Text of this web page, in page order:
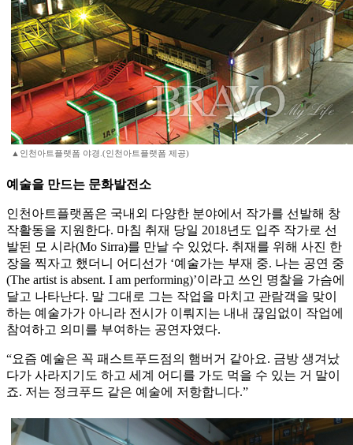
▲인천아트플랫폼 야경.(인천아트플랫폼 제공)
예술을 만드는 문화발전소
인천아트플랫폼은 국내외 다양한 분야에서 작가를 선발해 창
작활동을 지원한다. 마침 취재 당일 2018년도 입주 작가로 선
발된 모 시라(Mo Sirra)를 만날 수 있었다. 취재를 위해 사진 한
장을 찍자고 했더니 어디선가 ‘예술가는 부재 중. 나는 공연 중
(The artist is absent. I am performing)’이라고 쓰인 명찰을 가슴에
달고 나타난다. 말 그대로 그는 작업을 마치고 관람객을 맞이
하는 예술가가 아니라 전시가 이뤄지는 내내 끊임없이 작업에
참여하고 의미를 부여하는 공연자였다.
“요즘 예술은 꼭 패스트푸드점의 햄버거 같아요. 금방 생겨났
다가 사라지기도 하고 세계 어디를 가도 먹을 수 있는 거 말이
죠. 저는 정크푸드 같은 예술에 저항합니다.”